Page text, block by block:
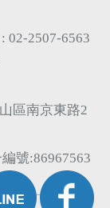
02-2507-6563
區南京東路2
號:86967563